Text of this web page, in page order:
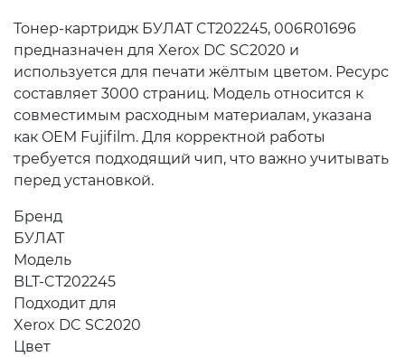
Тонер-картридж БУЛАТ CT202245, 006R01696
предназначен для Xerox DC SC2020 и
используется для печати жёлтым цветом. Ресурс
составляет 3000 страниц. Модель относится к
совместимым расходным материалам, указана
как OEM Fujifilm. Для корректной работы
требуется подходящий чип, что важно учитывать
перед установкой.
Бренд
БУЛАТ
Модель
BLT-CT202245
Подходит для
Xerox DC SC2020
Цвет